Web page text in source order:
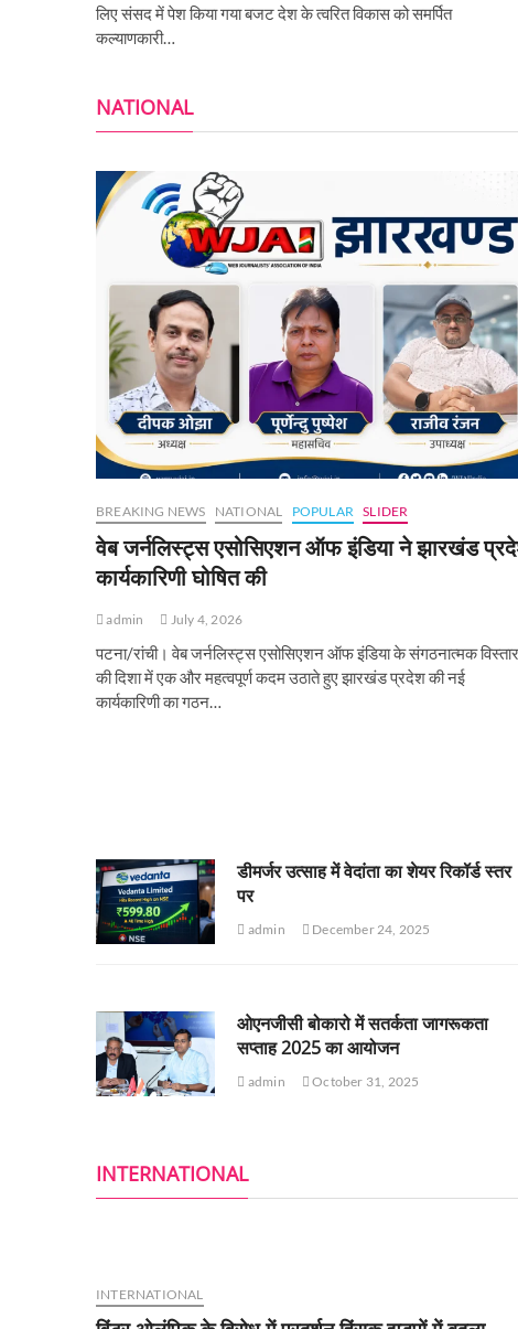
लिए संसद में पेश किया गया बजट देश के त्वरित विकास को समर्पित
कल्याणकारी…
NATIONAL
BREAKING NEWS NATIONAL POPULAR SLIDER
वेब जर्नलिस्ट्स एसोसिएशन ऑफ इंडिया ने झारखंड
कार्यकारिणी घोषित की
admin July 4, 2026
पटना/रांची। वेब जर्नलिस्ट्स एसोसिएशन ऑफ इंडिया के संगठनात्मक विस्तार
की दिशा में एक और महत्वपूर्ण कदम उठाते हुए झारखंड प्रदेश की नई
कार्यकारिणी का गठन…
डीमर्जर उत्साह में वेदांता का शेयर रिकॉर्ड स्तर
पर
admin December 24, 2025
ओएनजीसी बोकारो में सतर्कता जागरूकता
सप्ताह 2025 का आयोजन
admin October 31, 2025
INTERNATIONAL
INTERNATIONAL